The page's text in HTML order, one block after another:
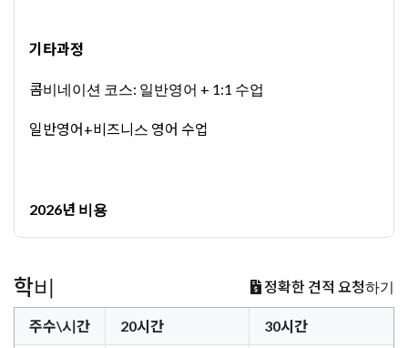
기타과정
콤비네이션 코스: 일반영어 + 1:1 수업
일반영어+비즈니스 영어 수업
2026년 비용
학비 정확한 견적 요청하기
주수\시간 20시간 30시간